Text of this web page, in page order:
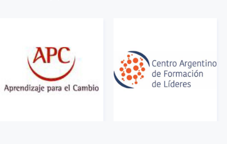
#ontologia
#coaching
#Calidad